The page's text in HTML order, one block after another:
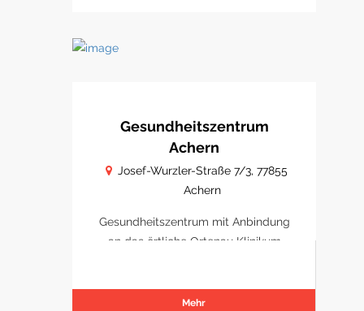
Gesundheitszentrum
Achern
Josef-Wurzler-Straße 7/3, 77855
Achern
Gesundheitszentrum mit Anbindung
an das örtliche Ortenau Klinikum
Mehr